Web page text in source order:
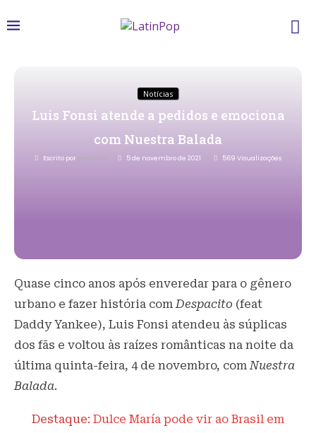
Notícias
Luis Fonsi atende a pedidos e emociona
com Nuestra Balada
Escrito por Redacao 5 de novembro de 2021 569 Visualizações
Quase cinco anos após enveredar para o gênero
urbano e fazer história comDespacito (feat
Daddy Yankee), Luis Fonsi atendeu às súplicas
dos fãs e voltou às raízes românticas na noite da
última quinta-feira, 4 de novembro, comNuestra
Balada.
Destaque: Dulce María pode vir ao Brasil em